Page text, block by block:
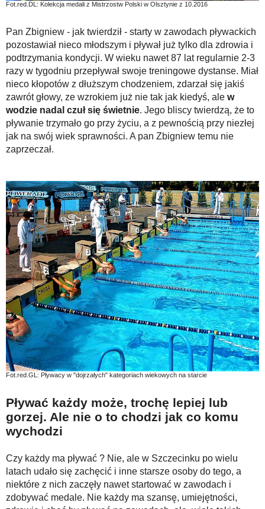
Fot.red.DL: Kolekcja medali z Mistrzostw Polski w Olsztynie z 10.2016
Pan Zbigniew - jak twierdził - starty w zawodach pływackich
pozostawiał nieco młodszym i pływał już tylko dla zdrowia i
podtrzymania kondycji. W wieku nawet 87 lat regularnie 2-3
razy w tygodniu przepływał swoje treningowe dystanse. Miał
nieco kłopotów z dłuższym chodzeniem, zdarzał się jakiś
zawrót głowy, ze wzrokiem już nie tak jak kiedyś, ale w
wodzie nadal czuł się świetnie. Jego bliscy twierdzą, że to
pływanie trzymało go przy życiu, a z pewnością przy niezłej
jak na swój wiek sprawności. A pan Zbigniew temu nie
zaprzeczał.
Fot.red.GL: Pływacy w "dojrzałych" kategoriach wiekowych na starcie
Pływać każdy może, trochę lepiej lub
gorzej. Ale nie o to chodzi jak co komu
wychodzi
Czy każdy ma pływać ? Nie, ale w Szczecinku po wielu
latach udało się zachęcić i inne starsze osoby do tego, a
niektóre z nich zaczęły nawet startować w zawodach i
zdobywać medale. Nie każdy ma szansę, umiejętności,